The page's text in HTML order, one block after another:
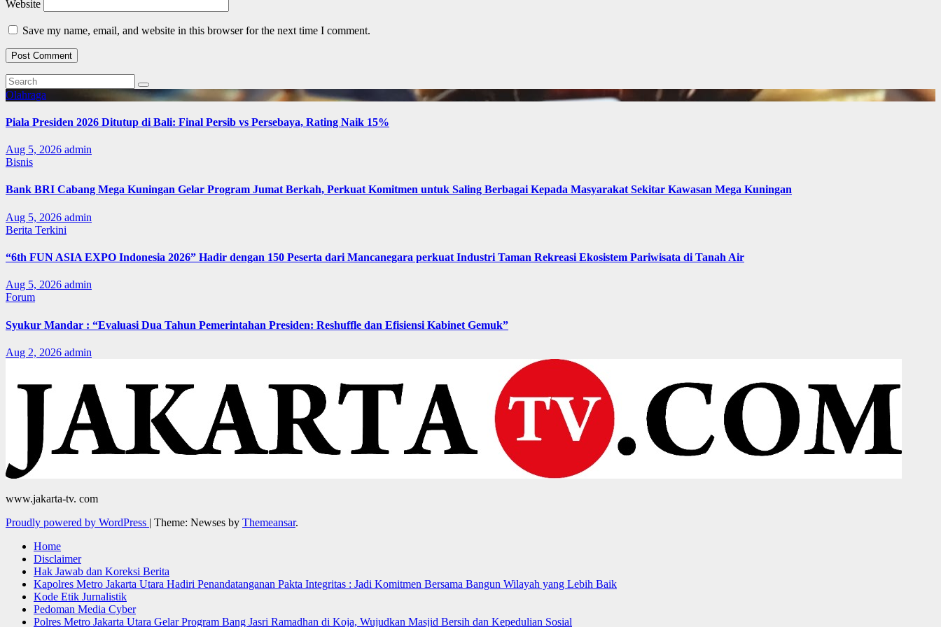
Website
Save my name, email, and website in this browser for the next time I comment.
Olahraga
Piala Presiden 2026 Ditutup di Bali: Final Persib vs Persebaya, Rating Naik 15%
Aug 5, 2026 admin
Bisnis
Bank BRI Cabang Mega Kuningan Gelar Program Jumat Berkah, Perkuat Komitmen untuk Saling Berbagai Kepada Masyarakat Sekitar Kawasan Mega Kuningan
Aug 5, 2026 admin
Berita Terkini
“6th FUN ASIA EXPO Indonesia 2026” Hadir dengan 150 Peserta dari Mancanegara perkuat Industri Taman Rekreasi Ekosistem Pariwisata di Tanah Air
Aug 5, 2026 admin
Forum
Syukur Mandar : “Evaluasi Dua Tahun Pemerintahan Presiden: Reshuffle dan Efisiensi Kabinet Gemuk”
Aug 2, 2026 admin
www.jakarta-tv. com
Proudly powered by WordPress | Theme: Newses by Themeansar.
Home
Disclaimer
Hak Jawab dan Koreksi Berita
Kapolres Metro Jakarta Utara Hadiri Penandatanganan Pakta Integritas : Jadi Komitmen Bersama Bangun Wilayah yang Lebih Baik
Kode Etik Jurnalistik
Pedoman Media Cyber
Polres Metro Jakarta Utara Gelar Program Bang Jasri Ramadhan di Koja, Wujudkan Masjid Bersih dan Kepedulian Sosial